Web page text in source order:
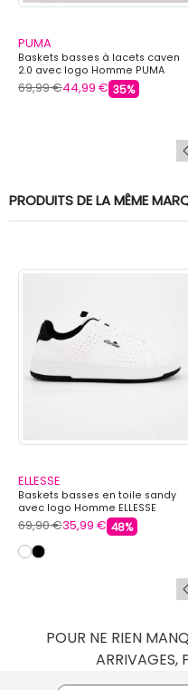
PUMA
Baskets basses à lacets caven
2.0 avec logo Homme PUMA
69,99 €44,99 € 35%
PRODUITS DE LA MÊME
ELLESSE
Baskets basses en toile sandy
avec logo Homme ELLESSE
69,90 €35,99 € 48%
POUR NE RIEN
ARRIVAGES,